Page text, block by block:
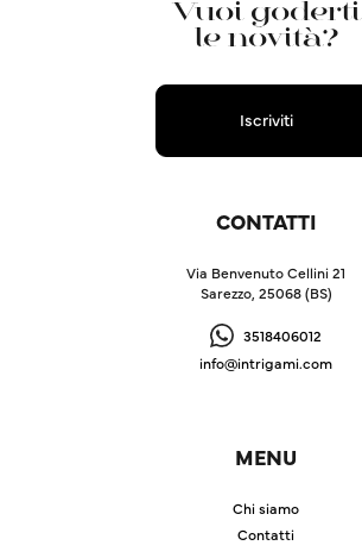
Vuoi goderti
le novità?
Iscriviti
CONTATTI
Via Benvenuto Cellini 21
Sarezzo, 25068 (BS)
3518406012
info@intrigami.com
MENU
Chi siamo
Contatti